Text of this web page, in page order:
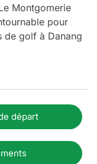
Montgomerie
pour
de golf à Danang
départ